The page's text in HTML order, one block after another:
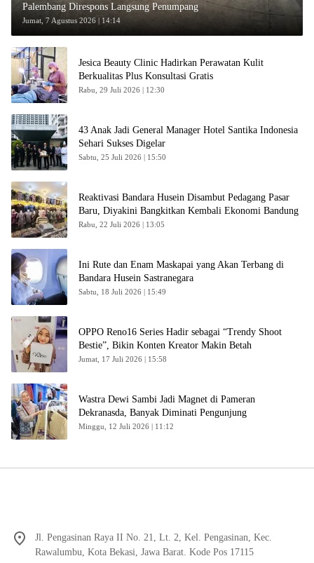
Palembang Direspons Langsung Penumpang
Jumat, 7 Agustus 2026 | 14:14
Jesica Beauty Clinic Hadirkan Perawatan Kulit
Berkualitas Plus Konsultasi Gratis
Rabu, 29 Juli 2026 | 12:30
43 Anak Jadi General Manager Hotel Santika Indonesia
Sehari Sukses Digelar
Sabtu, 25 Juli 2026 | 15:50
Reaktivasi Bandara Husein Disambut Pedagang Pasar
Baru, Diyakini Bangkitkan Kembali Ekonomi Bandung
Rabu, 22 Juli 2026 | 13:05
Ini Rute dan Enam Maskapai yang Akan Terbang di
Bandara Husein Sastranegara
Sabtu, 18 Juli 2026 | 15:49
OPPO Reno16 Series Hadir sebagai “Trendy Shoot
Bestie”, Bikin Konten Kreator Makin Betah
Jumat, 17 Juli 2026 | 15:58
Wastra Dewi Sambi Jadi Magnet di Pameran
Dekranasda, Banyak Diminati Pengunjung
Minggu, 12 Juli 2026 | 11:12
Jl. Pengasinan Raya II No. 21, Lt. 2, Kel. Pengasinan, Kec.
Rawalumbu, Kota Bekasi, Jawa Barat. Kode Pos 17115